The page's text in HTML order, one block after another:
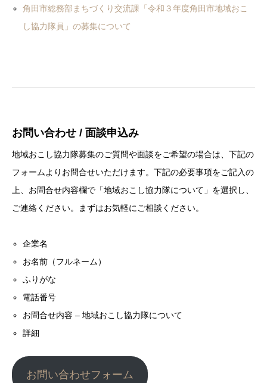
角田市総務部まちづくり交流課「令和３年度角田市地域おこ
し協力隊員」の募集について
お問い合わせ / 面談申込み
地域おこし協力隊募集のご質問や面談をご希望の場合は、下記の
フォームよりお問合せいただけます。下記の必要事項をご記入の
上、お問合せ内容欄で「地域おこし協力隊について」を選択し、
ご連絡ください。まずはお気軽にご相談ください。
企業名
お名前（フルネーム）
ふりがな
電話番号
お問合せ内容 – 地域おこし協力隊について
詳細
お問い合わせフォーム